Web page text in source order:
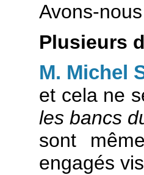
Avons-
Plusieurs
M. Michel
et cela ne
les bancs
sont
engagés